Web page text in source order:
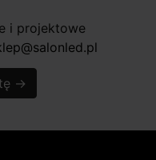
i projektowe
→